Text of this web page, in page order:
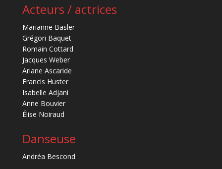
Acteurs / actrices
Marianne Basler
Grégori Baquet
Romain Cottard
Jacques Weber
Ariane Ascaride
Francis Huster
Isabelle Adjani
Anne Bouvier
Élise Noiraud
Danseuse
Andréa Bescond